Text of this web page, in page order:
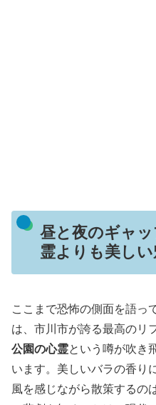
昼と夜のギャ
霊よりも美しい
ここまで恐怖の側面を語っ
は、市川市が誇る最高のリ
公園の心霊という噂が吹き
います。美しいバラの香り
風を感じながら散策するの